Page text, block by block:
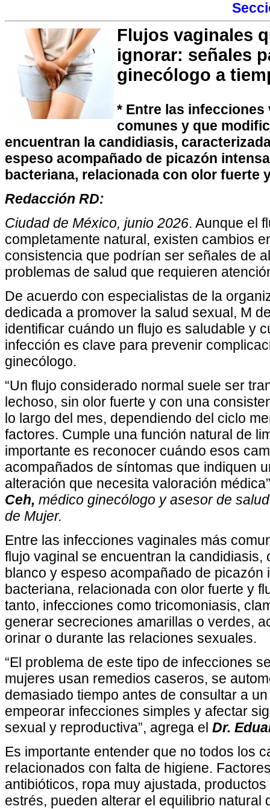
Flujos vaginales
ignorar: señales
ginecólogo a
* Entre las infecciones
comunes y que
encuentran la candidiasis,
espeso acompañado de picazón
bacteriana, relacionada con olor fuerte
Redacción RD:
Ciudad de México, junio 2026. Aunque el
completamente natural, existen cambios
consistencia que podrían ser señales de
problemas de salud que requieren
De acuerdo con especialistas de la
dedicada a promover la salud sexual, M
identificar cuándo un flujo es saludable y
infección es clave para prevenir
ginecólogo.
“Un flujo considerado normal suele ser
lechoso, sin olor fuerte y con una
lo largo del mes, dependiendo del ciclo
factores. Cumple una función natural de
importante es reconocer cuándo esos
acompañados de síntomas que indiquen
alteración que necesita valoración
Ceh, médico ginecólogo y asesor de
de Mujer.
Entre las infecciones vaginales más
flujo vaginal se encuentran la candidiasis,
blanco y espeso acompañado de picazón
bacteriana, relacionada con olor fuerte y
tanto, infecciones como tricomoniasis,
generar secreciones amarillas o verdes,
orinar o durante las relaciones sexuales.
“El problema de este tipo de infecciones
mujeres usan remedios caseros, se
demasiado tiempo antes de consultar a
empeorar infecciones simples y afectar
sexual y reproductiva”, agrega el Dr.
Es importante entender que no todos los
relacionados con falta de higiene.
antibióticos, ropa muy ajustada,
estrés, pueden alterar el equilibrio natural